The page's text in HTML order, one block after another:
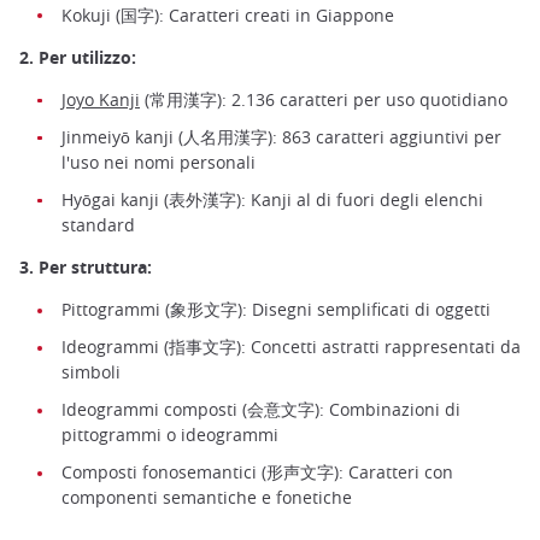
Kokuji (国字): Caratteri creati in Giappone
2. Per utilizzo:
Joyo Kanji (常用漢字): 2.136 caratteri per uso quotidiano
Jinmeiyō kanji (人名用漢字): 863 caratteri aggiuntivi per
l'uso nei nomi personali
Hyōgai kanji (表外漢字): Kanji al di fuori degli elenchi
standard
3. Per struttura:
Pittogrammi (象形文字): Disegni semplificati di oggetti
Ideogrammi (指事文字): Concetti astratti rappresentati da
simboli
Ideogrammi composti (会意文字): Combinazioni di
pittogrammi o ideogrammi
Composti fonosemantici (形声文字): Caratteri con
componenti semantiche e fonetiche